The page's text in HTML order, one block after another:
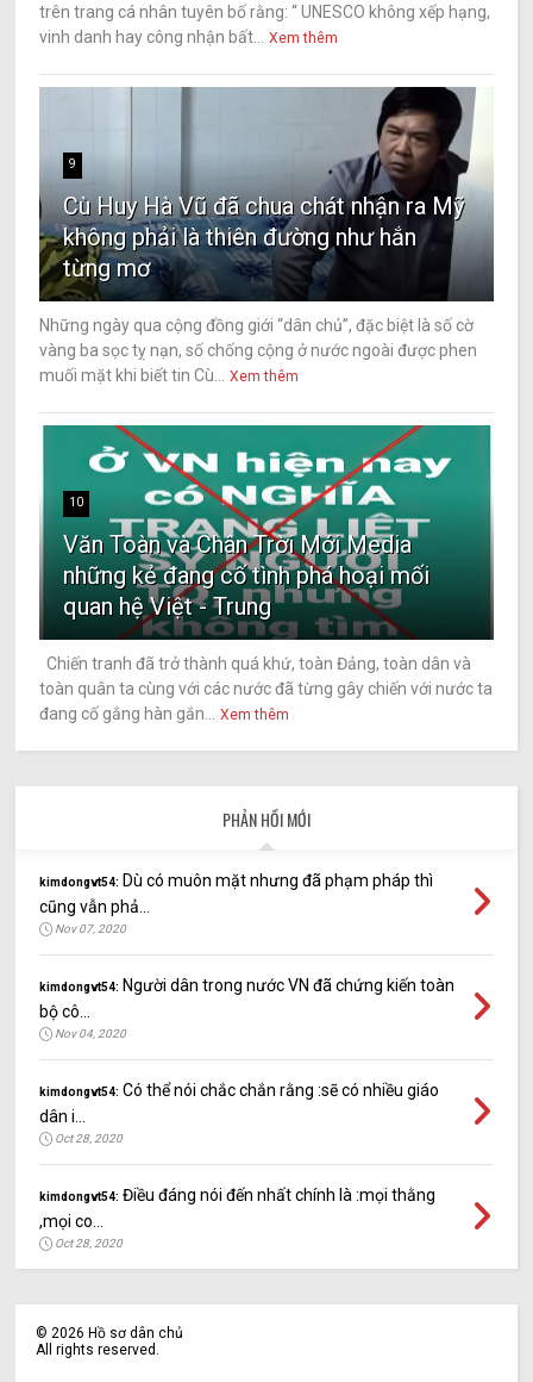
trên trang cá nhân tuyên bố rằng: “ UNESCO không xếp hạng,
vinh danh hay công nhận bất...
Xem thêm
9
Cù Huy Hà Vũ đã chua chát nhận ra Mỹ
không phải là thiên đường như hắn
từng mơ
Những ngày qua cộng đồng giới “dân chủ”, đặc biệt là số cờ
vàng ba sọc tỵ nạn, số chống cộng ở nước ngoài được phen
muối mặt khi biết tin Cù...
Xem thêm
10
Văn Toàn và Chân Trời Mới Media
những kẻ đang cố tình phá hoại mối
quan hệ Việt - Trung
Chiến tranh đã trở thành quá khứ, toàn Đảng, toàn dân và
toàn quân ta cùng với các nước đã từng gây chiến với nước ta
đang cố gắng hàn gắn...
Xem thêm
PHẢN HỒI MỚI
kimdongvt54: Dù có muôn mặt nhưng đã phạm pháp thì
cũng vẫn phả...
Nov 07, 2020
kimdongvt54: Người dân trong nước VN đã chứng kiến toàn
bộ cô...
Nov 04, 2020
kimdongvt54: Có thể nói chắc chắn rằng :sẽ có nhiều giáo
dân i...
Oct 28, 2020
kimdongvt54: Điều đáng nói đến nhất chính là :mọi thằng
,mọi co...
Oct 28, 2020
©2026 Hồ sơ dân chủ
All rights reserved.